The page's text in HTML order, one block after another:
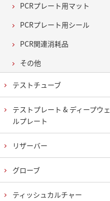
PCRプレート用マット
PCRプレート用シール
PCR関連消耗品
その他
テストチューブ
テストプレート & ディープウェ
ルプレート
リザーバー
グローブ
ティッシュカルチャー